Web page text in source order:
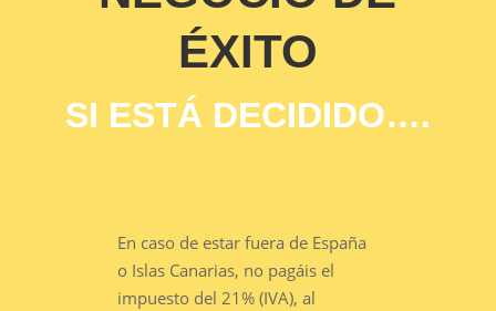
ÉXITO
SI ESTÁ DECIDIDO….
En caso de estar fuera de España
o Islas Canarias, no pagáis el
impuesto del 21% (IVA), al